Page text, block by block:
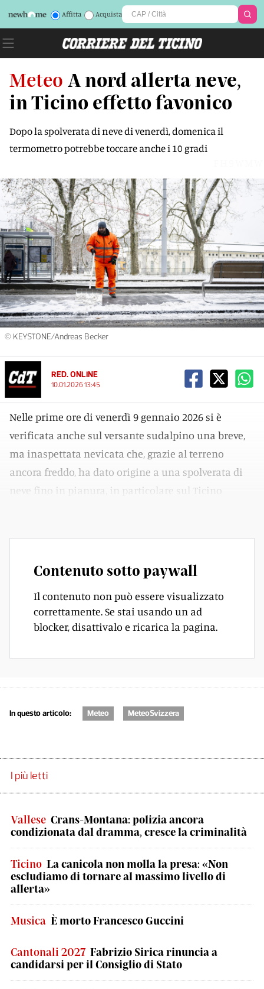
Affitta Acquista
Meteo A nord allerta neve,
in Ticino effetto favonico
Dopo la spolverata di neve di venerdì, domenica il
termometro potrebbe toccare anche i 10 gradi
© KEYSTONE/Andreas Becker
RED. ONLINE
10.01.2026 13:45
Nelle prime ore di venerdì 9 gennaio 2026 si è
verificata anche sul versante sudalpino una breve,
ma inaspettata nevicata che, grazie al terreno
ancora freddo, ha dato origine a una spolverata di
neve fino in pianura, in particolare sul Ticino
Contenuto sotto paywall
Il contenuto non può essere visualizzato
correttamente. Se stai usando un ad
blocker, disattivalo e ricarica la pagina.
In questo articolo: Meteo MeteoSvizzera
I più letti
Vallese Crans-Montana: polizia ancora
condizionata dal dramma, cresce la criminalità
Ticino La canicola non molla la presa: «Non
escludiamo di tornare al massimo livello di
allerta»
Musica È morto Francesco Guccini
Cantonali 2027 Fabrizio Sirica rinuncia a
candidarsi per il Consiglio di Stato